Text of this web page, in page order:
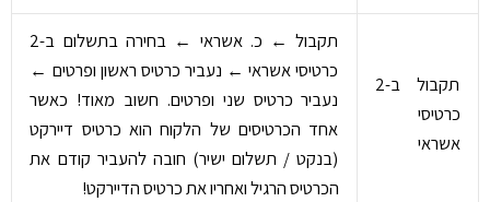
תקבול ב-2
כרטיסי
אשראי
תקבול ← כ. אשראי ← בחירה בתשלום ב-2
כרטיסי אשראי ← נעביר כרטיס ראשון ופרטים ←
נעביר כרטיס שני ופרטים. חשוב מאוד! כאשר
אחד הכרטיסים של הלקוח הוא כרטיס דיירקט
(בנקט / תשלום ישיר) חובה להעביר קודם את
הכרטיס הרגיל ואחריו את כרטיס הדיירקט!